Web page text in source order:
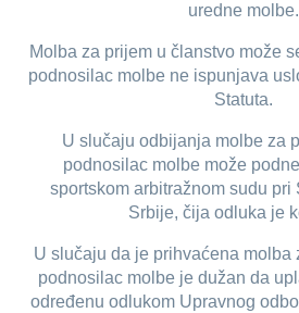
uredne molbe.
Molba za prijem u članstvo može
podnosilac molbe ne ispunjava
Statuta.
U slučaju odbijanja molbe za
podnosilac molbe može
sportskom arbitražnom sudu pri
Srbije, čija odluka je
U slučaju da je prihvaćena molba
podnosilac molbe je dužan da
određenu odlukom Upravnog